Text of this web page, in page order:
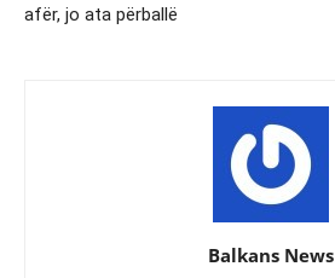
afër, jo ata përballë
Balkans News